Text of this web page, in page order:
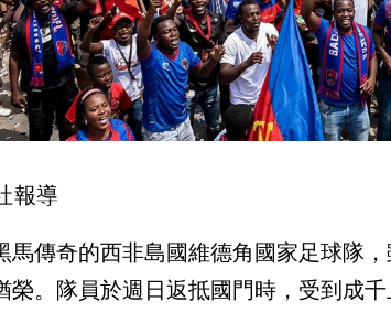
報導
馬傳奇的西非島國維德角國家足球隊
榮。隊員於週日返抵國門時，受到成